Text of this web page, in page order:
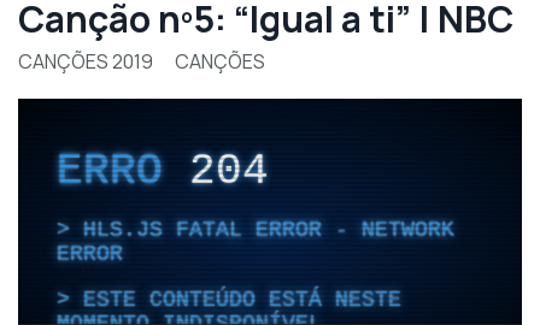
Canção nº5: “Igual a ti” | NBC
CANÇÕES 2019 CANÇÕES